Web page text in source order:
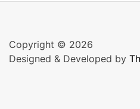
Copyright © 2026
Designed & Developed by